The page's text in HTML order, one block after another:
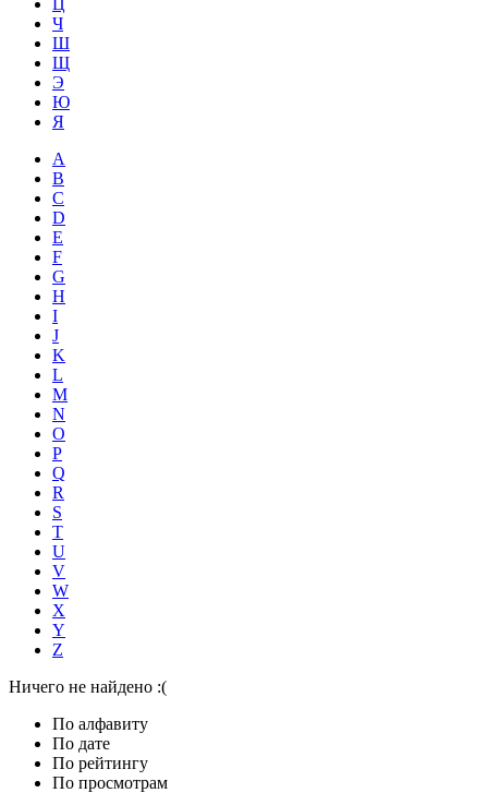
Ц
Ч
Ш
Щ
Э
Ю
Я
A
B
C
D
E
F
G
H
I
J
K
L
M
N
O
P
Q
R
S
T
U
V
W
X
Y
Z
Ничего не найдено :(
По алфавиту
По дате
По рейтингу
По просмотрам